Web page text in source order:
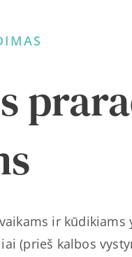
ir kūdikiams
(prieš kalbos